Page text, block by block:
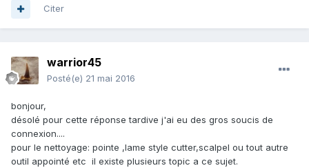
Citer
warrior45
Posté(e) 21 mai 2016
bonjour,
désolé pour cette réponse tardive j'ai eu des gros soucis de
connexion....
pour le nettoyage: pointe ,lame style cutter,scalpel ou tout autre
outil appointé etc il existe plusieurs topic a ce sujet.